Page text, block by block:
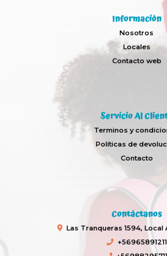
Información
Nosotros
Locales
Contacto web
Servicio Al
Terminos y
Políticas de
Contacto
Contáctanos
Las Tranqueras 1594, Local
+56965891211